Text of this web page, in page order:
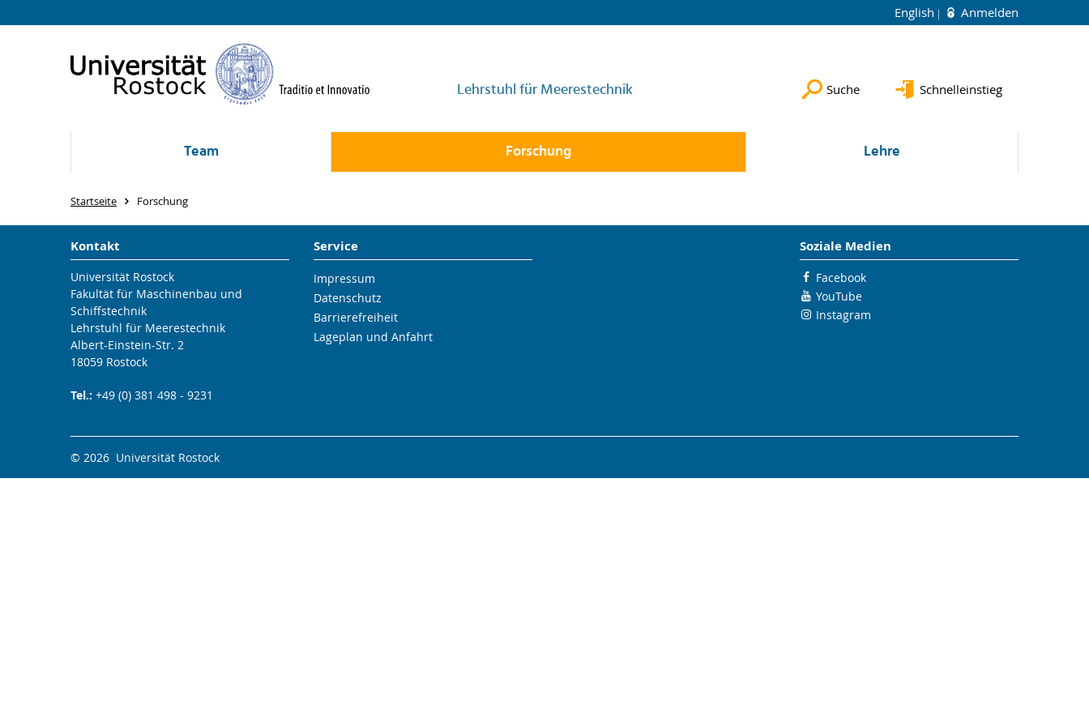
English Anmelden
Lehrstuhl für Meerestechnik Suche Schnelleinstieg
Team Forschung Lehre
Startseite Forschung
Kontakt
Universität Rostock
Fakultät für Maschinenbau und
Schiffstechnik
Lehrstuhl für Meerestechnik
Albert-Einstein-Str. 2
18059 Rostock
Tel.: +49 (0) 381 498 - 9231
Service
Impressum
Datenschutz
Barrierefreiheit
Lageplan und Anfahrt
Soziale Medien
Facebook
YouTube
Instagram
© 2026 Universität Rostock